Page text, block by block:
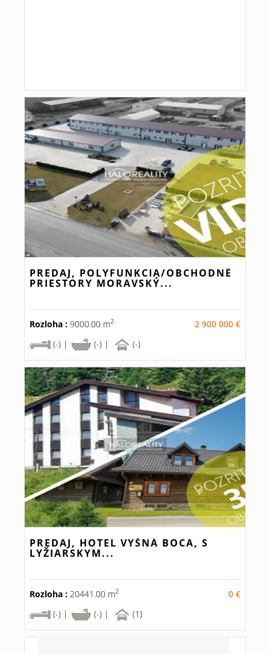
PREDAJ, POLYFUNKCIA/OBCHODNÉ
PRIESTORY MORAVSKÝ...
Rozloha : 9000.00 m2
2 900 000 €
(-) |
(-) | (-)
PREDAJ, HOTEL VYŠNÁ BOCA, S
LYŽIARSKYM...
Rozloha : 20441.00 m2
0 €
(-) |
(-) | (1)